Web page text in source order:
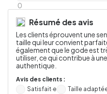
0
Résumé des avis
Les clients éprouvent une
taille qui leur convient
également que le gode est
utiliser, ce qui contribue à
authentique.
Avis des clients :
Satisfait·e
Taille